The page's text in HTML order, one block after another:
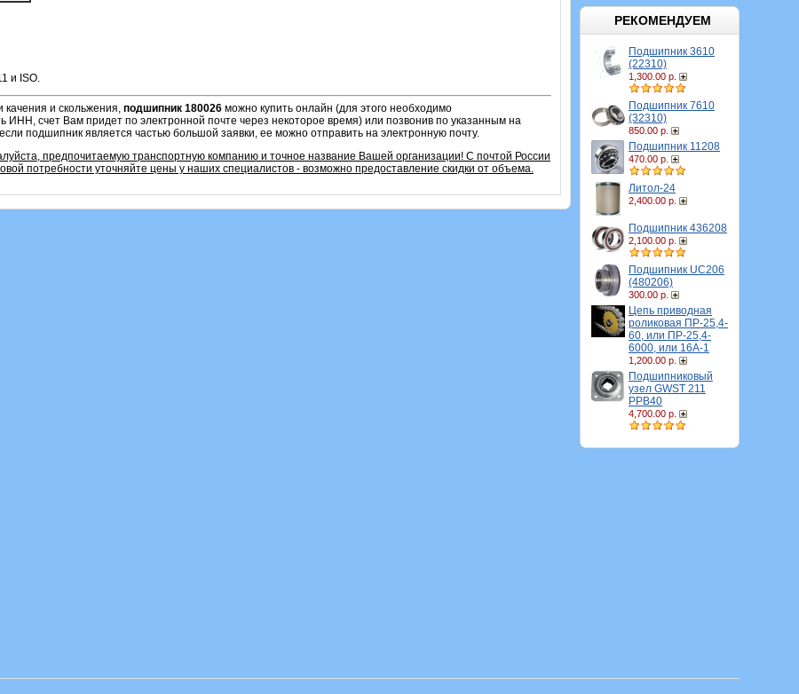
РЕКОМЕНДУЕМ
Подшипник 3610
(22310)
1,300.00 р.
Подшипник 7610
(32310)
850.00 р.
Подшипник 11208
470.00 р.
Литол-24
2,400.00 р.
Подшипник 436208
2,100.00 р.
Подшипник UC206
(480206)
300.00 р.
Цепь приводная
роликовая ПР-25,4-
60, или ПР-25,4-
6000, или 16A-1
1,200.00 р.
Подшипниковый
узел GWST 211
PPB40
4,700.00 р.
и ISO.
качения и скольжения, подшипник 180026 можно купить онлайн (для этого необходимо
ИНН, счет Вам придет по электронной почте через некоторое время) или позвонив по указанным на
подшипник является частью большой заявки, ее можно отправить на электронную почту.
предпочитаемую транспортную компанию и точное название Вашей организации! С почтой России
потребности уточняйте цены у наших специалистов - возможно предоставление скидки от объема.